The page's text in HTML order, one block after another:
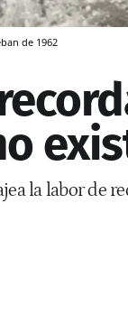
de 1962
la labor de